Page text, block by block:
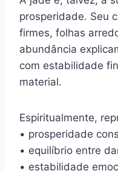
prosperidade. Seu
firmes, folhas
abundância
com estabilidade
material.
Espiritualmente,
• prosperidade
• equilíbrio entre
• estabilidade